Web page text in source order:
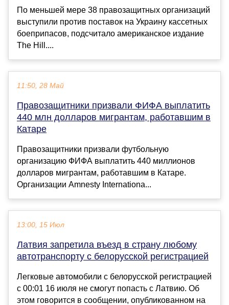
По меньшей мере 38 правозащитных организаций
выступили против поставок на Украину кассетных
боеприпасов, подсчитало американское издание
The Hill....
11:50, 28 Май
Правозащитники призвали ФИФА выплатить
440 млн долларов мигрантам, работавшим в
Катаре
Правозащитники призвали футбольную
организацию ФИФА выплатить 440 миллионов
долларов мигрантам, работавшим в Катаре.
Организации Amnesty Internationa...
13:00, 15 Июл
Латвия запретила въезд в страну любому
автотранспорту с белорусской регистрацией
Легковые автомобили с белорусской регистрацией
с 00:01 16 июля не смогут попасть с Латвию. Об
этом говорится в сообщении, опубликованном на